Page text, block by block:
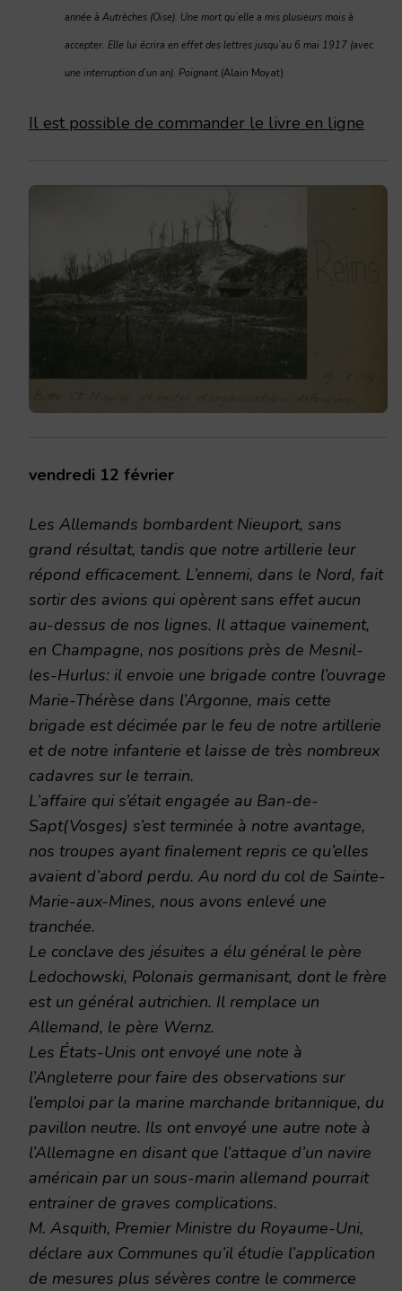
année à Autrèches (Oise). Une mort qu’elle a mis plusieurs mois à
accepter. Elle lui écrira en effet des lettres jusqu’au 6 mai 1917 (avec
une interruption d’un an). Poignant. (Alain Moyat)
Il est possible de commander le livre en ligne
vendredi 12 février
Les Allemands bombardent Nieuport, sans
grand résultat, tandis que notre artillerie leur
répond efficacement. L’ennemi, dans le Nord, fait
sortir des avions qui opèrent sans effet aucun
au-dessus de nos lignes. Il attaque vainement,
en Champagne, nos positions près de Mesnil-
les-Hurlus: il envoie une brigade contre l’ouvrage
Marie-Thérèse dans l’Argonne, mais cette
brigade est décimée par le feu de notre artillerie
et de notre infanterie et laisse de très nombreux
cadavres sur le terrain.
L’affaire qui s’était engagée au Ban-de-
Sapt(Vosges) s’est terminée à notre avantage,
nos troupes ayant finalement repris ce qu’elles
avaient d’abord perdu. Au nord du col de Sainte-
Marie-aux-Mines, nous avons enlevé une
tranchée.
Le conclave des jésuites a élu général le père
Ledochowski, Polonais germanisant, dont le frère
est un général autrichien. Il remplace un
Allemand, le père Wernz.
Les États-Unis ont envoyé une note à
l’Angleterre pour faire des observations sur
l’emploi par la marine marchande britannique, du
pavillon neutre. Ils ont envoyé une autre note à
l’Allemagne en disant que l’attaque d’un navire
américain par un sous-marin allemand pourrait
entrainer de graves complications.
M. Asquith, Premier Ministre du Royaume-Uni,
déclare aux Communes qu’il étudie l’application
de mesures plus sévères contre le commerce